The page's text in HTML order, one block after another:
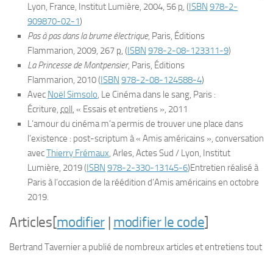
Lyon, France, Institut Lumière, 2004, 56 p. (ISBN 978-2-
909870-02-1)
Pas à pas dans la brume électrique, Paris, Éditions
Flammarion, 2009, 267 p. (ISBN 978-2-08-123311-9)
La Princesse de Montpensier, Paris, Éditions
Flammarion, 2010(ISBN 978-2-08-124588-4)
Avec Noël Simsolo, Le Cinéma dans le sang, Paris :
Écriture, coll. « Essais et entretiens », 2011
L’amour du cinéma m’a permis de trouver une place dans
l’existence : post-scriptum à « Amis américains », conversation
avecThierry Frémaux, Arles, Actes Sud / Lyon, Institut
Lumière, 2019(ISBN 978-2-330-13145-6)Entretien réalisé à
Paris à l’occasion de la réédition d’Amis américainsen octobre
2019.
Articles[modifier| modifier le code]
Bertrand Tavernier a publié de nombreux articles et entretiens tout